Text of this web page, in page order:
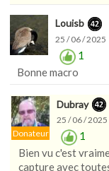
Louisb
25 / 06 /
1
Bonne macro
Donateur
Dubray
25 / 06 /
1
Bien vu c'est
capture avec